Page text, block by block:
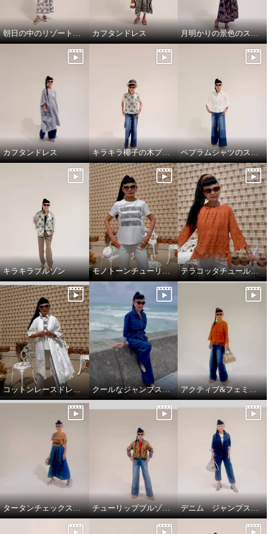
朝日の中のリゾート地の景色のスカートと、ドレスシャツ カフタンドレス 月明かりの景色のスカートで，リラックス!
カフタンドレス キラキラ椰子の木プルオーバーでワクワクスタイリング ペプラムシャツのスタイリング
キラキラブルゾン モノトーンチューリップ柄のTシャツ テラコッタチュールレースプルオーバー。
コットンレースドレスコート クールなジャンプスーツ‼️ アクティブ&フェミニンスタイリング
タータンチェックスカートで、新鮮スタイリング チューリップブルゾンと、ブラストパギーパンツ デニム ジャンプスーツ